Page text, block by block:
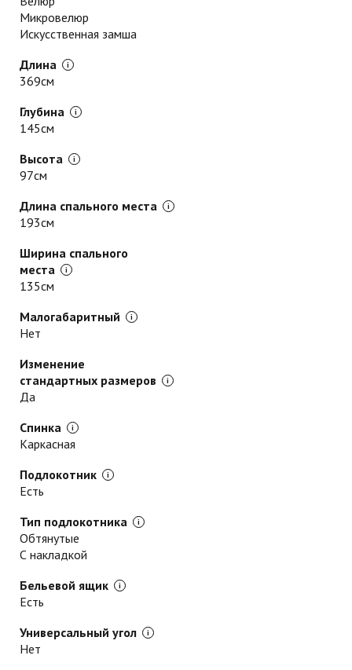
Микровелюр
Искусственная замша
Длина
369см
Глубина
145см
Высота
97см
Длина спального места
193см
Ширина спального
места
135см
Малогабаритный
Нет
Изменение
стандартных размеров
Да
Спинка
Каркасная
Подлокотник
Есть
Тип подлокотника
Обтянутые
С накладкой
Бельевой ящик
Есть
Универсальный угол
Нет